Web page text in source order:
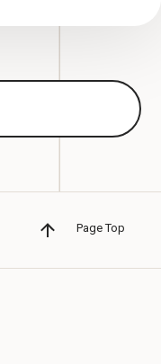
Page Top